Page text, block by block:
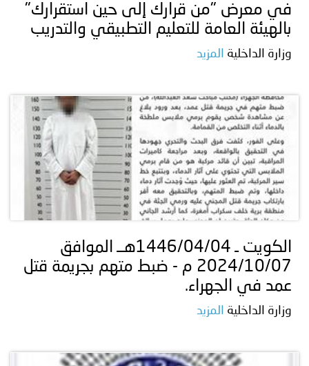
في معرض "من قرارك إلى حين استقرارك"
بالهيئة العامة للتعليم التطبيقي والتدريب
وزارة الداخلية المزيد
الكويت ـ 1446/04/04هــ الموافق
2024/10/07 م - ضبط متهم بجريمة قتل
عمد في الجهراء.
وزارة الداخلية المزيد